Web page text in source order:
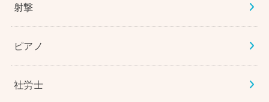
射撃
ピアノ
社労士